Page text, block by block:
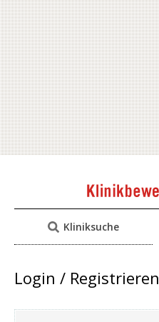
Kliniksuche
Login / Registrieren